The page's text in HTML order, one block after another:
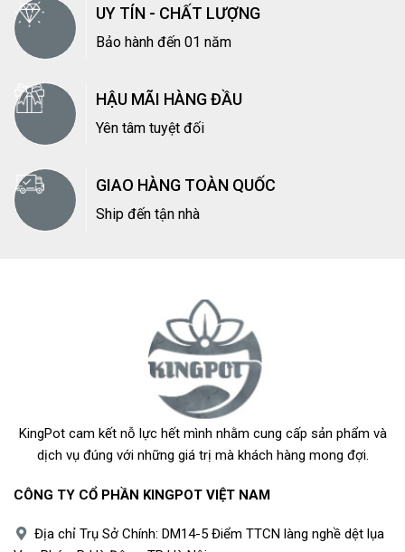
UY TÍN - CHẤT LƯỢNG
Bảo hành đến 01 năm
HẬU MÃI HÀNG ĐẦU
Yên tâm tuyệt đối
GIAO HÀNG TOÀN QUỐC
Ship đến tận nhà
KingPot cam kết nỗ lực hết mình nhằm cung cấp sản phẩm và
dịch vụ đúng với những giá trị mà khách hàng mong đợi.
CÔNG TY CỔ PHẦN KINGPOT VIỆT NAM
Địa chỉ Trụ Sở Chính: DM14-5 Điểm TTCN làng nghề dệt lụa